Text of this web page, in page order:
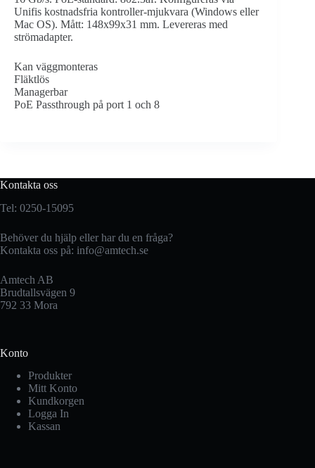
Unifis kostnadsfria kontroller-mjukvara (Windows eller
Mac OS). Mått: 148x99x31 mm. Levereras med
strömadapter.
Kan väggmonteras
Fläktlös
Managerbar
PoE Passthrough på port 1 och 8
Kontakta oss
Tel: 0250-15095
Behöver du hjälp eller har du en fråga?
Kontakta oss på: info@amtech.se
Amtech AB
Brudtallsvägen 9
792 33 Mora
Konto
Produkter
Mitt Konto
Kundkorgen
Logga In
Kassan